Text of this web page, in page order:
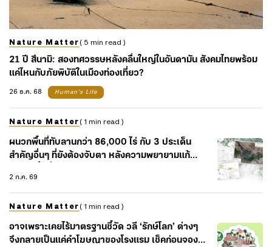
Nature Matter ( 5 min read )
21 ปี สึนามิ: สองทศวรรษหลังคลื่นใหญ่ในอันดามัน สังคมไทยพร้อม
แค่ไหนกับภัยพิบัติในเมืองท่องเที่ยว?
26 ธ.ค. 68
Human's Life
Nature Matter ( 1 min read )
ผนวกพื้นที่ทับลานกว่า 86,000 ไร่ กับ 3 ประเด็น
สำคัญอื่นๆ ที่ยังต้องจับตา หลังความพยายามแก้
2 ก.ค. 69
Nature Matter ( 1 min read )
อาจเพราะเคยไร้มาตรฐานชี้วัด วลี ‘รักษ์โลก’ ต่างๆ
จึงกลายเป็นแค่คำโฆษณาของโรงแรม เช็คก่อนจอง